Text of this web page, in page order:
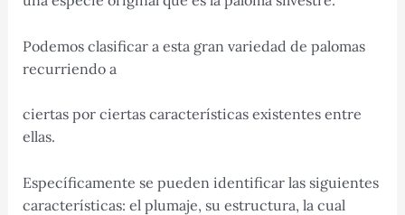
Podemos clasificar a esta gran variedad de palomas
recurriendo a
ciertas por ciertas características existentes entre
ellas.
Específicamente se pueden identificar las siguientes
características: el plumaje, su estructura, la cual